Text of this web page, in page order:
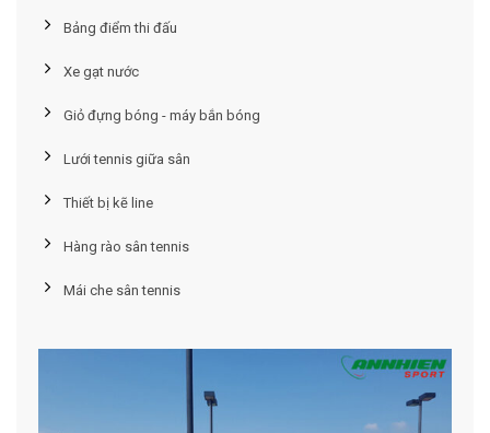
Bảng điểm thi đấu
Xe gạt nước
Giỏ đựng bóng - máy bắn bóng
Lưới tennis giữa sân
Thiết bị kẽ line
Hàng rào sân tennis
Mái che sân tennis